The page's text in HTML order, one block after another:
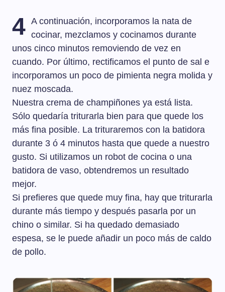
4 A continuación, incorporamos la nata de
cocinar, mezclamos y cocinamos durante
unos cinco minutos removiendo de vez en
cuando. Por último, rectificamos el punto de sal e
incorporamos un poco de pimienta negra molida y
nuez moscada.
Nuestra crema de champiñones ya está lista.
Sólo quedaría triturarla bien para que quede los
más fina posible. La trituraremos con la batidora
durante 3 ó 4 minutos hasta que quede a nuestro
gusto. Si utilizamos un robot de cocina o una
batidora de vaso, obtendremos un resultado
mejor.
Si prefieres que quede muy fina, hay que triturarla
durante más tiempo y después pasarla por un
chino o similar. Si ha quedado demasiado
espesa, se le puede añadir un poco más de caldo
de pollo.